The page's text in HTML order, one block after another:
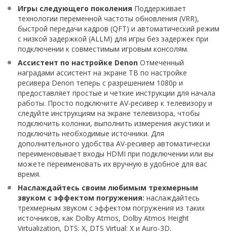
Игры следующего поколения Поддерживает
технологии переменной частоты обновления (VRR),
быстрой передачи кадров (QFT) и автоматический режим
с низкой задержкой (ALLM) для игры без задержек при
подключении к совместимым игровым консолям.
Ассистент по настройке Denon Отмеченный
наградами ассистент на экране ТВ по настройке
ресивера Denon теперь с разрешением 1080p и
предоставляет простые и четкие инструкции для начала
работы. Просто подключите AV-ресивер к телевизору и
следуйте инструкциям на экране телевизора, чтобы
подключить колонки, выполнить измерения акустики и
подключить необходимые источники. Для
дополнительного удобства AV-ресивер автоматически
переименовывает входы HDMI при подключении или вы
можете переименовать их вручную в удобное для вас
время.
Наслаждайтесь своим любимым трехмерным
звуком с эффектом погружения: наслаждайтесь
трехмерным звуком с эффектом погружения из таких
источников, как Dolby Atmos, Dolby Atmos Height
Virtualization, DTS: X, DTS Virtual: X и Auro-3D.